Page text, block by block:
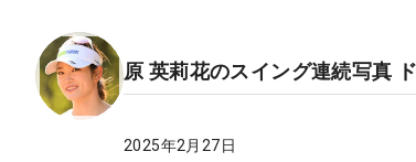
原 英莉花のスイング連続写真
2025年2月27日